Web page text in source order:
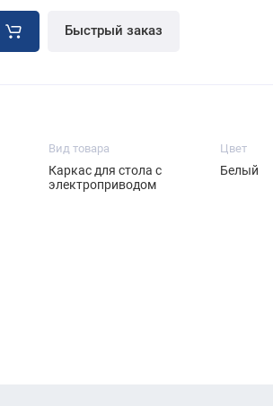
Быстрый заказ
Вид товара
Каркас для стола с
электроприводом
Цвет
Белый